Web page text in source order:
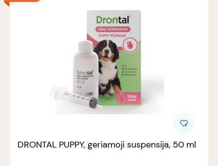
DRONTAL PUPPY, geriamoji suspensija, 50 ml